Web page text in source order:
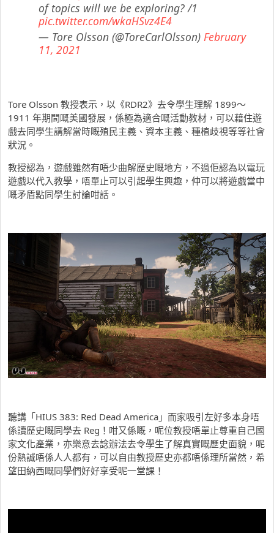
of topics will we be exploring? /1
pic.twitter.com/wkaHSvz4E4
— Tore Olsson (@ToreCarlOlsson) February
11, 2021
Tore Olsson 教授表示，以《RDR2》去令學生理解 1899～
1911 年期間嘅美國發展，係極為適合嘅活動教材，可以藉住遊
戲去同學生講解當時嘅殖民主義、資本主義、種植歧視等等社會
狀況。
教授認為，遊戲雖然有唔少曲解歷史嘅地方，不過佢認為以電玩
遊戲以代入教學，唔單止可以引起學生興趣，仲可以將遊戲當中
嘅矛盾點同學生討論咁話。
聽講「HIUS 383: Red Dead America」而家吸引左好多本身唔
係讀歷史嘅同學去 Reg！咁又係嘅，呢位教授唔單止尊重自己國
家文化產業，亦樂意去諗辦法去令學生了解真實嘅歷史面貌，呢
份熱誠唔係人人都有，可以自由教授歷史亦都唔係理所當然，希
望田納西嘅同學們好好享受呢一堂課！